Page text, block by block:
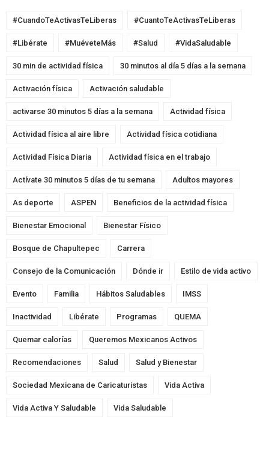
#CuandoTeActivasTeLiberas #CuantoTeActivasTeLiberas
#Libérate #MuéveteMás #Salud #VidaSaludable
30 min de actividad física 30 minutos al día 5 días a la semana
Activación física Activación saludable
activarse 30 minutos 5 días a la semana Actividad física
Actividad física al aire libre Actividad física cotidiana
Actividad Física Diaria Actividad física en el trabajo
Actívate 30 minutos 5 días de tu semana Adultos mayores
As deporte ASPEN Beneficios de la actividad física
Bienestar Emocional Bienestar Físico
Bosque de Chapultepec Carrera
Consejo de la Comunicación Dónde ir Estilo de vida activo
Evento Familia Hábitos Saludables IMSS
Inactividad Libérate Programas QUEMA
Quemar calorías Queremos Mexicanos Activos
Recomendaciones Salud Salud y Bienestar
Sociedad Mexicana de Caricaturistas Vida Activa
Vida Activa Y Saludable Vida Saludable